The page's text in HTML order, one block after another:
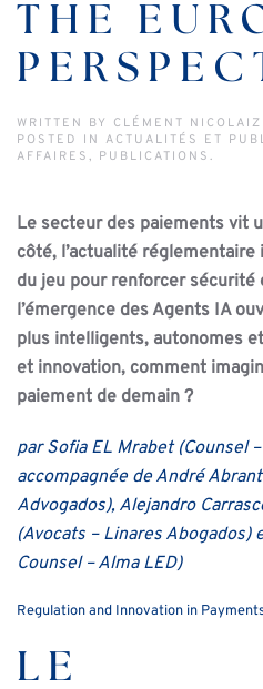
THE
WRITTEN BY CLÉMENT
POSTED IN ACTUALITÉS ET
AFFAIRES , PUBLICATIONS .
Le secteur des paiements vit
côté, l’actualité
du jeu pour renforcer sécurité
l’émergence des Agents IA
plus intelligents, autonomes
et innovation, comment
paiement de demain ?
par Sofia EL Mrabet (Counsel
accompagnée de André
Advogados), Alejandro
(Avocats – Linares Abogados)
Counsel – Alma LED)
Regulation and Innovation in
LE